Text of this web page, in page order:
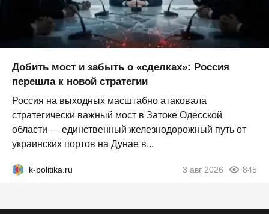
Добить мост и забыть о «сделках»: Россия
перешла к новой стратегии
Россия на выходных масштабно атаковала
стратегически важный мост в Затоке Одесской
области — единственный железнодорожный путь от
украинских портов на Дунае в...
k-politika.ru 3 авг 2026 845